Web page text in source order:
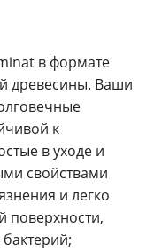
в формате
древесины. Ваши
к
в уходе и
свойствами
и легко